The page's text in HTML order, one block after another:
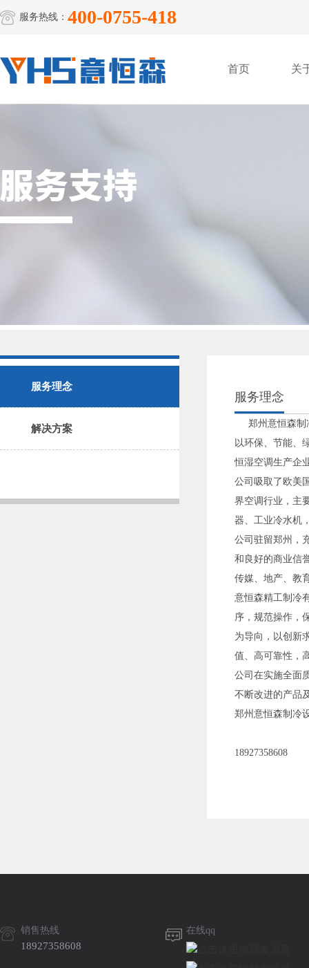
服务热线： 400-0755-418
首页 关
服务理念
解决方案
服务理念
郑州意恒森制
以环保、节能、
恒湿空调生产企
公司吸取了欧美
界空调行业，主
器、工业冷水机
公司驻留郑州，
和良好的商业信
传媒、地产、教
意恒森精工制冷
序，规范操作，
为导向，以创新
值、高可靠性，
公司在实施全面
不断改进的产品
郑州意恒森制冷
18927358608
销售热线
18927358608
在线qq